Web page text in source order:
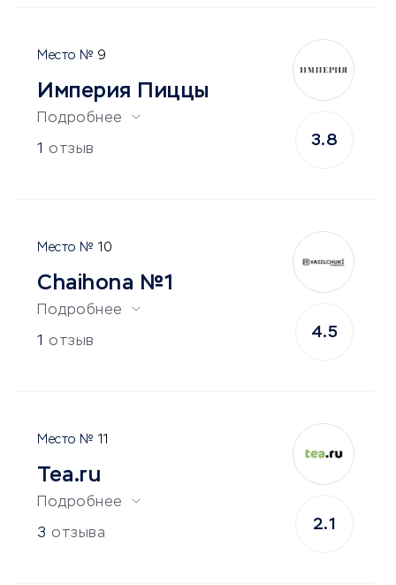
9
Империя Пиццы
Подробнее
1 отзыв
3.8
10
Chaihona №1
Подробнее
1 отзыв
4.5
11
Tea.ru
Подробнее
3 отзыва
2.1